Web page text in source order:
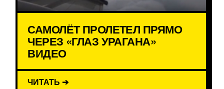
САМОЛЁТ ПРОЛЕТЕЛ ПРЯМО
ЧЕРЕЗ «ГЛАЗ УРАГАНА»
ВИДЕО
ЧИТАТЬ ➔